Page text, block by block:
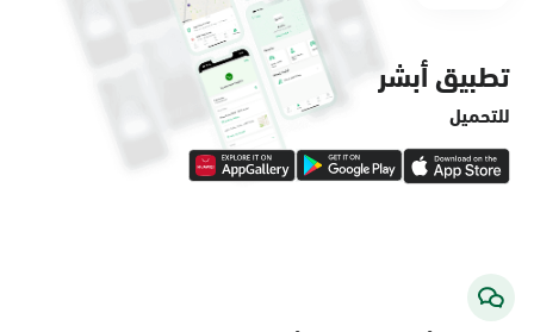
الدمام, الدمام - لولو ماركت حي الفاخرية
الأحد - الخميس (08:00-14:30)
تطبيق أبشر
للتحميل